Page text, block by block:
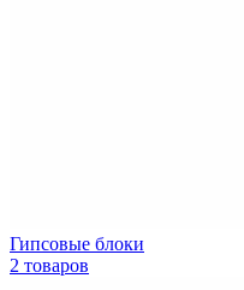
Гипсовые блоки
2 товаров